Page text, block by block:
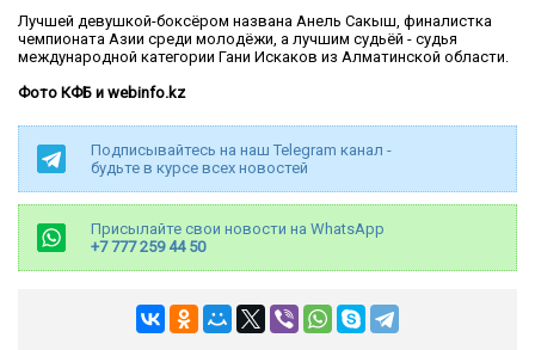
Лучшей девушкой-боксёром названа Анель Сакыш, финалистка
чемпионата Азии среди молодёжи, а лучшим судьёй - судья
международной категории Гани Искаков из Алматинской области.
Фото КФБ и webinfo.kz
Подписывайтесь на наш Telegram канал -
будьте в курсе всех новостей
Присылайте свои новости на WhatsApp
+7 777 259 44 50